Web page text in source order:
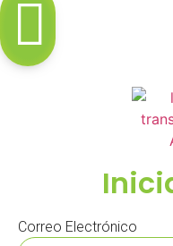
Correo Electrónico